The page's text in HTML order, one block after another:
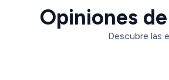
Opiniones
Descubre las